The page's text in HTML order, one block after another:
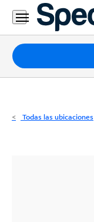
Residencial
Business
Paquetes
Internet
Todas las ubicaciones